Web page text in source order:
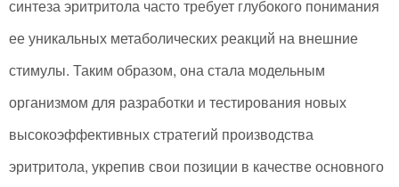
синтеза эритритола часто требует глубокого понимания
ее уникальных метаболических реакций на внешние
стимулы. Таким образом, она стала модельным
организмом для разработки и тестирования новых
высокоэффективных стратегий производства
эритритола, укрепив свои позиции в качестве основного